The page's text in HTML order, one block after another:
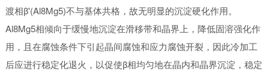
渡相β'(Al8Mg5)不与基体共格，故无明显的沉淀硬化作用。
Al8Mg5相倾向于缓慢地沉淀在滑移带和晶界上，降低固溶强化作
用，且在腐蚀条件下引起晶间腐蚀和应力腐蚀开裂，因此冷加工
后应进行稳定化退火，以促使β相均匀地在晶内和晶界沉淀，稳定